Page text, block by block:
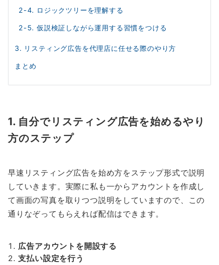
2-4. ロジックツリーを理解する
2-5. 仮説検証しながら運用する習慣をつける
3. リスティング広告を代理店に任せる際のやり方
まとめ
1. 自分でリスティング広告を始めるやり
方のステップ
早速リスティング広告を始め方をステップ形式で説明
していきます。実際に私も一からアカウントを作成し
て画面の写真を取りつつ説明をしていますので、この
通りなぞってもらえれば配信はできます。
広告アカウントを開設する
支払い設定を行う